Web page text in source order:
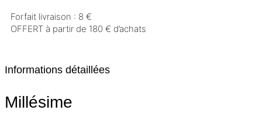
Forfait livraison : 8 €
OFFERT à partir de 180 € d’achats
Informations détaillées
Millésime